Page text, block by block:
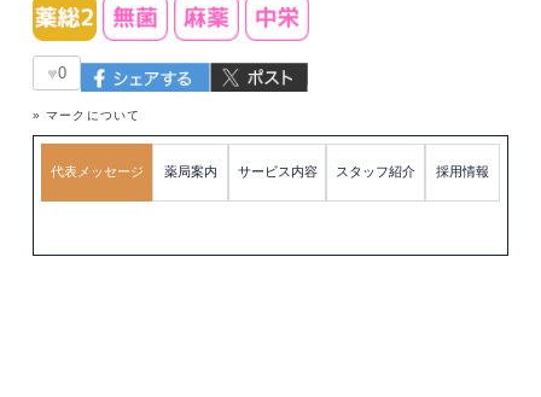
♥0
» マークについて
代表メッセージ 薬局案内 サービス内容 スタッフ紹介 採用情報